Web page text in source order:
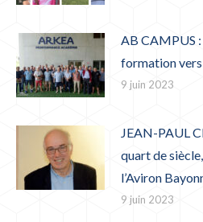
AB CAMPUS
formation vers
9 juin 2023
JEAN-PAUL
quart de
l’Aviron
9 juin 2023